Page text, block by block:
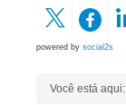
powered by social2s
Você está aqui: